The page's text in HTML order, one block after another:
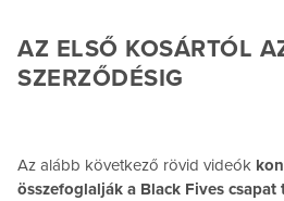
AZ ELSŐ KOSÁRTÓL
SZERZŐDÉSIG
Az alább következő rövid videók
összefoglalják a Black Fives csapat